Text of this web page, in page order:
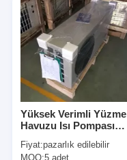
Yüksek Verimli Yüzme
Havuzu Isı Pompası
Fiyat:pazarlık edilebilir
MOQ:5 adet